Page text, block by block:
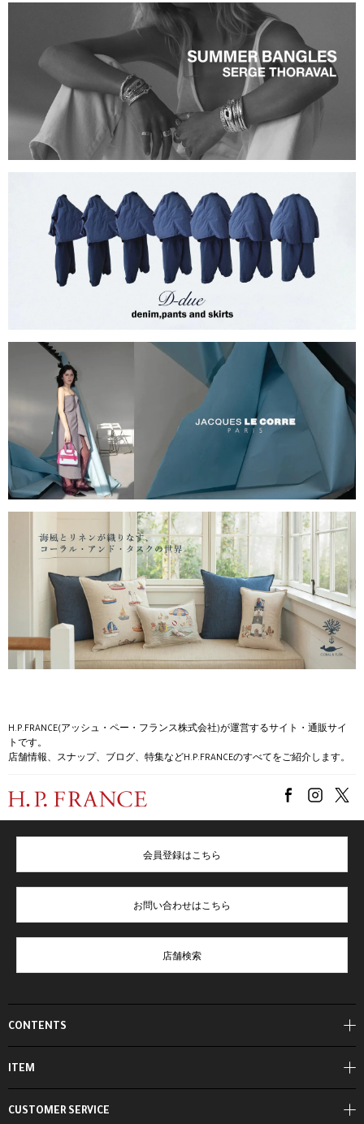
H.P.FRANCE(アッシュ・ペー・フランス株式会社)が運営するサイト・通販サイ
トです。
店舗情報、スナップ、ブログ、特集などH.P.FRANCEのすべてをご紹介します。
CONTENTS
ITEM
会員登録はこちら
お問い合わせはこちら
店舗検索
CUSTOMER SERVICE